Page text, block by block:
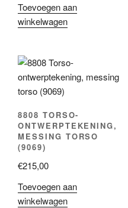
Toevoegen aan
winkelwagen
8808 TORSO-
ONTWERPTEKENING,
MESSING TORSO
(9069)
€215,00
Toevoegen aan
winkelwagen